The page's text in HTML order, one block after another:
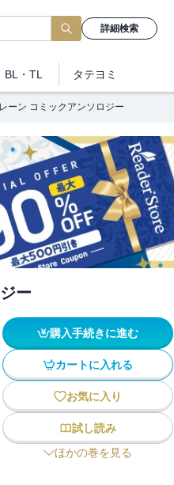
詳細検索
BL・TL タテヨミ
ーン コミックアンソロジー
ー
購入手続きに進む
カートに入れる
お気に入り
試し読み
ほかの巻を見る